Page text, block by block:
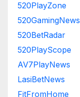
520PlayZone
520GamingNews
520BetRadar
520PlayScope
AV7PlayNews
LasiBetNews
FitFromHome